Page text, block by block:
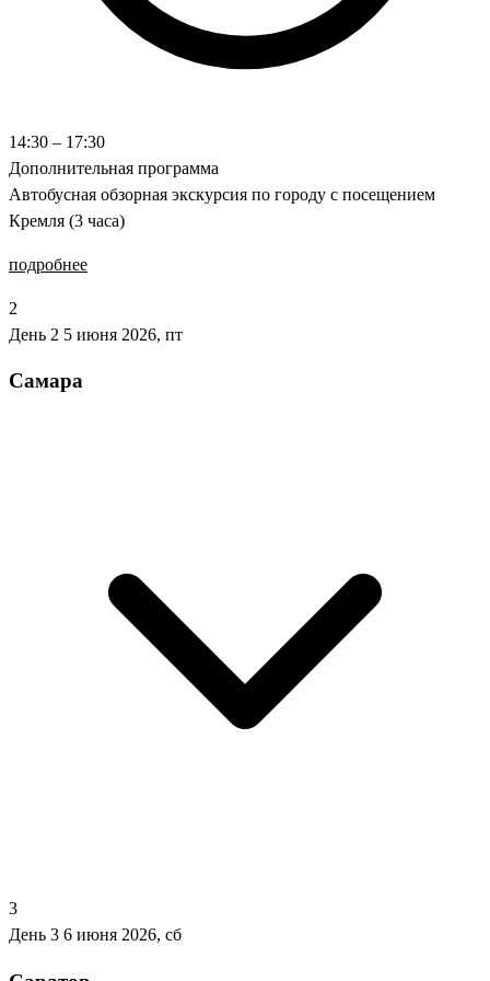
14:30 – 17:30
Дополнительная программа
Автобусная обзорная экскурсия по городу с посещением
Кремля (3 часа)
подробнее
2
День 2 5 июня 2026, пт
Самара
3
День 3 6 июня 2026, сб